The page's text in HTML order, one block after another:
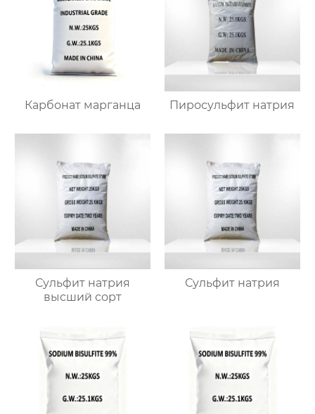
Карбонат марганца Пиросульфит натрия
Сульфит натрия
высший сорт
Сульфит натрия